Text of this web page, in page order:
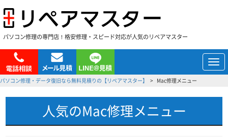
パソコン修理の専門店！格安修理・スピード対応が人気のリペアマスター
メ
ニ
パソコン修理・データ復旧なら無料見積りの【リペアマスター】 Mac修理メニュー
人気のMac修理メニュー